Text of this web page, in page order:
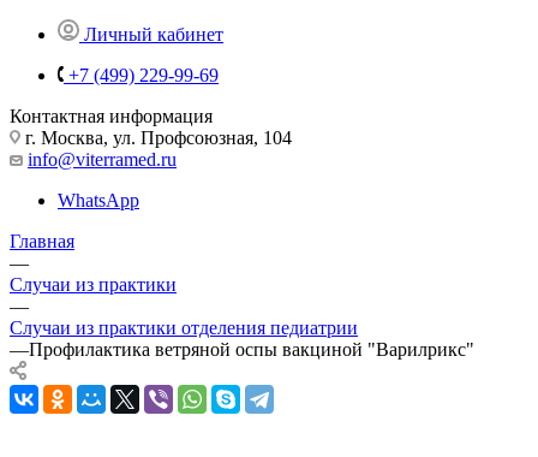
Личный кабинет
+7 (499) 229-99-69
Контактная информация
г. Москва, ул. Профсоюзная, 104
info@viterramed.ru
WhatsApp
Главная
—
Случаи из практики
—
Случаи из практики отделения педиатрии
—Профилактика ветряной оспы вакциной "Варилрикс"